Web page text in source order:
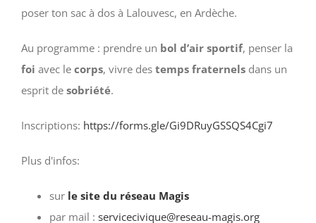
poser ton sac à dos à Lalouvesc, en Ardèche.
Au programme : prendre un bol d’air sportif, penser la
foi avec le corps, vivre des temps fraternelsdans un
esprit de sobriété.
Inscriptions: https://forms.gle/Gi9DRuyGSSQS4Cgi7
Plus d'infos:
sur le site du réseau Magis
par mail : servicecivique@reseau-magis.org